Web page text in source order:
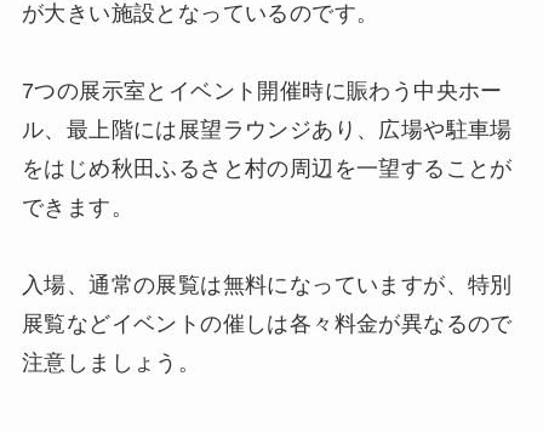
が大きい施設となっているのです。
7つの展示室とイベント開催時に賑わう中央ホー
ル、最上階には展望ラウンジあり、広場や駐車場
をはじめ秋田ふるさと村の周辺を一望することが
できます。
入場、通常の展覧は無料になっていますが、特別
展覧などイベントの催しは各々料金が異なるので
注意しましょう。